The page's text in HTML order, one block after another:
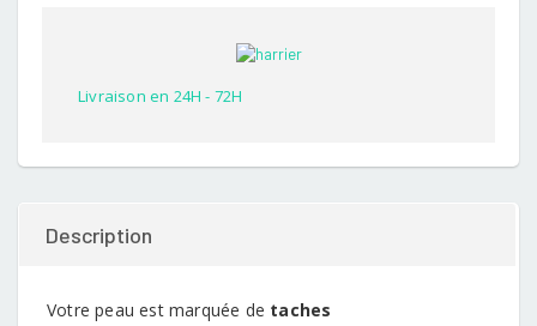
Livraison en 24H - 72H
Description
Votre peau est marquée de taches